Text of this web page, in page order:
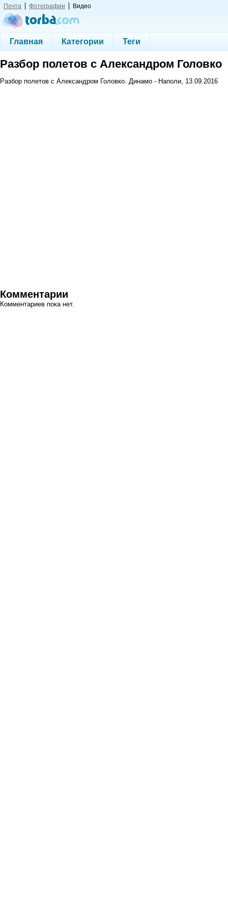
Почта Фотографии Видео
Главная Категории Теги
Разбор полетов с Александром Головко
Разбор полетов с Александром Головко. Динамо - Наполи, 13.09.2016
Комментарии
Комментариев пока нет.